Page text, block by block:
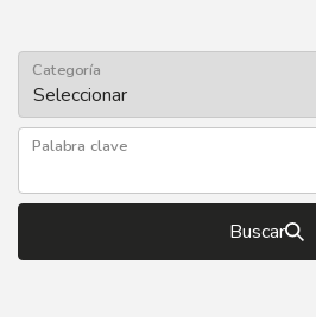
Categoría
Palabra clave
Buscar